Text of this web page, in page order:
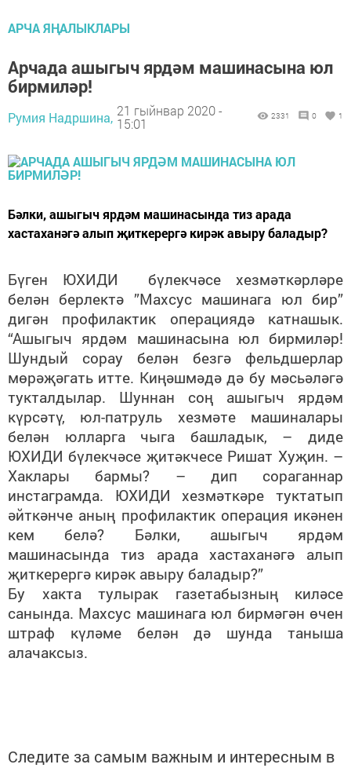
АРЧА ЯҢАЛЫКЛАРЫ
Арчада ашыгыч ярдәм машинасына юл
бирмиләр!
Румия Надршина, 21 гыйнвар 2020 -
15:01
2331 0 1
Бәлки, ашыгыч ярдәм машинасында тиз арада
хастаханәгә алып җиткерергә кирәк авыру баладыр?
Бүген ЮХИДИ бүлекчәсе хезмәткәрләре
белән берлектә ”Махсус машинага юл бир”
дигән профилактик операциядә катнашык.
“Ашыгыч ярдәм машинасына юл бирмиләр!
Шундый сорау белән безгә фельдшерлар
мөрәҗәгать итте. Киңәшмәдә дә бу мәсьәләгә
тукталдылар. Шуннан соң ашыгыч ярдәм
күрсәтү, юл-патруль хезмәте машиналары
белән юлларга чыга башладык, – диде
ЮХИДИ бүлекчәсе җитәкчесе Ришат Хуҗин. –
Хаклары бармы? – дип сораганнар
инстаграмда. ЮХИДИ хезмәткәре туктатып
әйткәнче аның профилактик операция икәнен
кем белә? Бәлки, ашыгыч ярдәм
машинасында тиз арада хастаханәгә алып
җиткерергә кирәк авыру баладыр?”
Бу хакта тулырак газетабызның киләсе
санында. Махсус машинага юл бирмәгән өчен
штраф күләме белән дә шунда таныша
алачаксыз.
Следите за самым важным и интересным в